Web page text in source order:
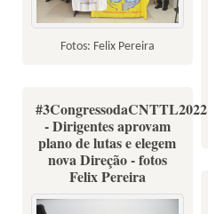
Fotos: Felix Pereira
#3CongressodaCNTTL2022
- Dirigentes aprovam
plano de lutas e elegem
nova Direção - fotos
Felix Pereira